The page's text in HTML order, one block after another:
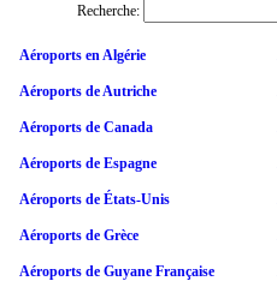
Recherche:
Aéroports en Algérie
Aéroports de Autriche
Aéroports de Canada
Aéroports de Espagne
Aéroports de États-Unis
Aéroports de Grèce
Aéroports de Guyane Française